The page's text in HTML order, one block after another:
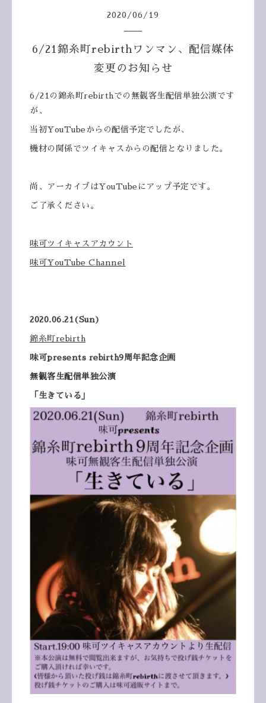
2020 /06 / 19
6/21錦糸町rebirthワンマン、配信媒体
変更のお知らせ
6/21の錦糸町rebirthでの無観客生配信単独公演です
が、
当初YouTubeからの配信予定でしたが、
機材の関係でツイキャスからの配信となりました。
尚、アーカイブはYouTubeにアップ予定です。
ご了承ください。
味可ツイキャスアカウント
味可YouTube Channel
2020.06.21(Sun)
錦糸町rebirth
味可presents rebirth9周年記念企画
無観客生配信単独公演
「生きている」